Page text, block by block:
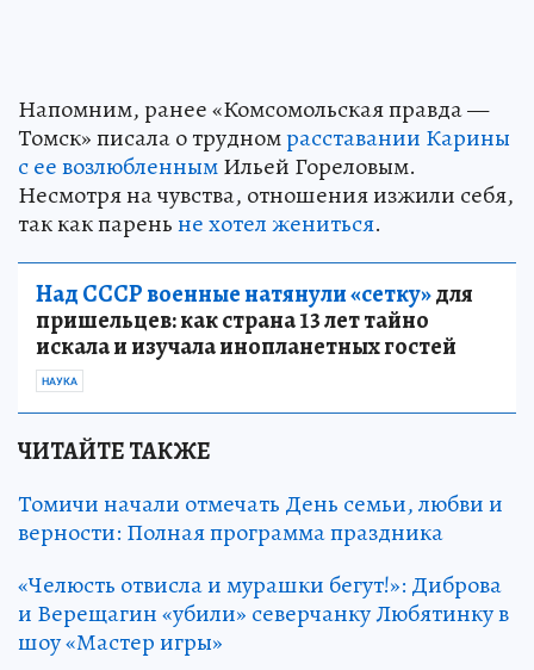
Напомним, ранее «Комсомольская правда —
Томск» писала о трудномрасставании Карины
с ее возлюбленнымИльей Гореловым.
Несмотря на чувства, отношения изжили себя,
так как пареньне хотел жениться.
Над СССР военные натянули «сетку»для
пришельцев: как страна 13 лет тайно
искала и изучала инопланетных гостей
НАУКА
ЧИТАЙТЕ ТАКЖЕ
Томичи начали отмечать День семьи, любви и
верности: Полная программа праздника
«Челюсть отвисла и мурашки бегут!»: Диброва
и Верещагин «убили» северчанку Любятинку в
шоу «Мастер игры»